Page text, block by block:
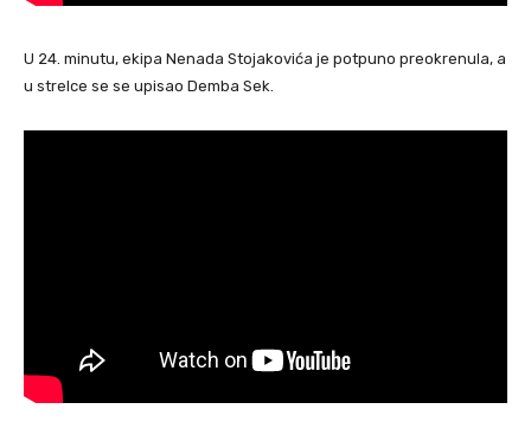
U 24. minutu, ekipa Nenada Stojakovića je potpuno preokrenula, a
u strelce se se upisao Demba Sek.